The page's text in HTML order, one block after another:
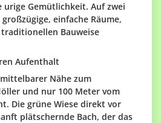
Gemütlichkeit. Auf zwei
einfache Räume,
Bauweise
Aufenthalt
Nähe zum
und nur 100 Meter vom
Die grüne Wiese direkt vor
plätschernde Bach, der das